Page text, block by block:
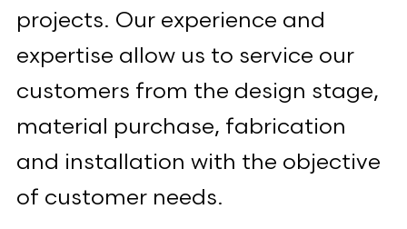
projects. Our experience and
expertise allow us to service our
customers from the design stage,
material purchase, fabrication
and installation with the objective
of customer needs.